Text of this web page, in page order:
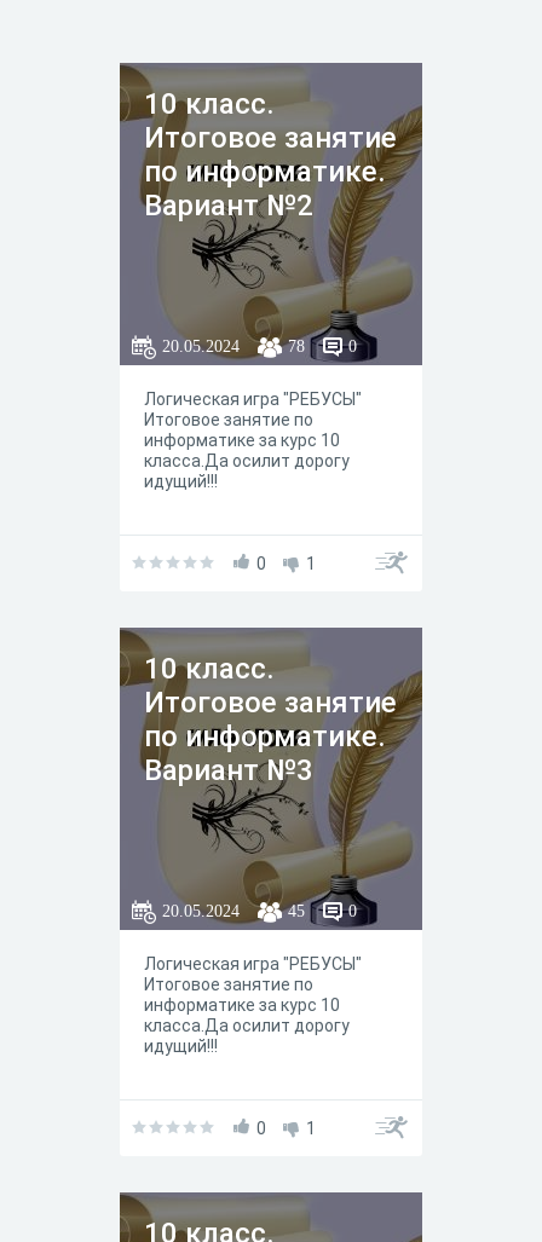
10 класс.
Итоговое занятие
по информатике.
Вариант №2
20.05.2024 78 0
Логическая игра "РЕБУСЫ"
Итоговое занятие по
информатике за курс 10
класса.Да осилит дорогу
идущий!!!
0 1
10 класс.
Итоговое занятие
по информатике.
Вариант №3
20.05.2024 45 0
Логическая игра "РЕБУСЫ"
Итоговое занятие по
информатике за курс 10
класса.Да осилит дорогу
идущий!!!
0 1
10 класс.